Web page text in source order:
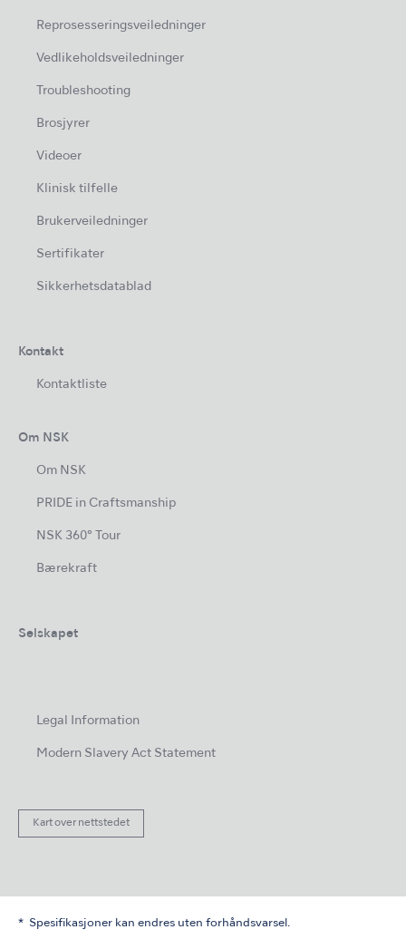
Reprosesseringsveiledninger
Vedlikeholdsveiledninger
Troubleshooting
Brosjyrer
Videoer
Klinisk tilfelle
Brukerveiledninger
Sertifikater
Sikkerhetsdatablad
Kontakt
Kontaktliste
Om NSK
Om NSK
PRIDE in Craftsmanship
NSK 360° Tour
Bærekraft
Selskapet
Legal Information
Modern Slavery Act Statement
Kart over nettstedet
Spesifikasjoner kan endres uten forhåndsvarsel.